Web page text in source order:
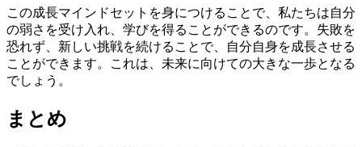
この成長マインドセットを身につけることで、私たちは自分
の弱さを受け入れ、学びを得ることができるのです。失敗を
恐れず、新しい挑戦を続けることで、自分自身を成長させる
ことができます。これは、未来に向けての大きな一歩となる
でしょう。
まとめ